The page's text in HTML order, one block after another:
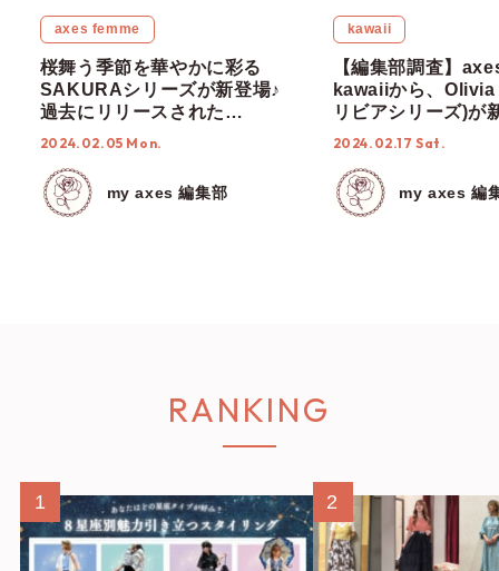
axes femme
桜舞う季節を華やかに彩る
SAKURAシリーズが新登場♪
過去にリリースされた
SAKURAシリーズも振り返っ
2024.02.05 Mon.
my axes 編集部
kawaii
【編集部調査】
kawaiiから、
リビアシリーズ)が
2024.02.17 Sat.
my axes 編
RANKING
1 2